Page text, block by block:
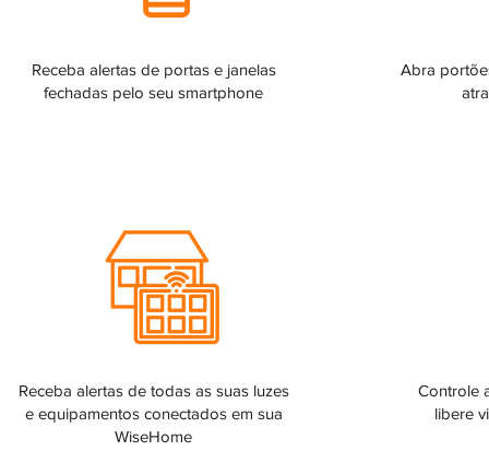
Receba alertas de portas e janelas
fechadas pelo seu smartphone
Receba alertas de todas as suas luzes
e equipamentos conectados em sua
WiseHome
Abra
Controle
libere